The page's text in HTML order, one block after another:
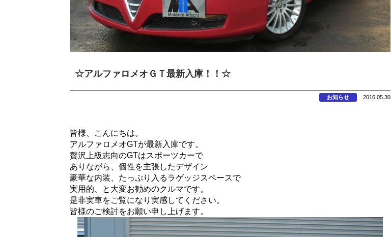
☆アルファロメオＧＴ最新入庫！！☆
お知らせ 2016.05.30
皆様、こんにちは。
アルファロメオGTが最新入庫です。
贅沢上級志向のGTはスポーツカーで
ありながら、個性を主張したデザイン
豪華な内装、たっぷり入るラゲッジスペースで
実用的、と大変お勧めのクルマです。
是非実車をご覧になり実感してください。
皆様のご検討をお願い申し上げます。